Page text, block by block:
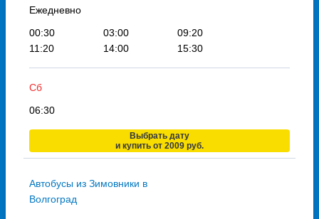
Ежедневно
00:30
03:00
09:20
11:20
14:00 15:30
Сб
06:30
Выбрать дату
и купить от 2009 руб.
Автобусы из Зимовники в
Волгоград